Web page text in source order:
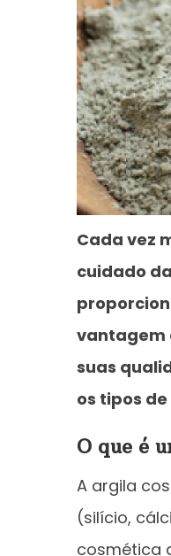
Cada vez
cuidado
vantagem
suas
os tipos
O que é
A argila
(silício,
cosmética